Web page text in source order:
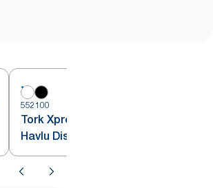
552100
Tork Xpress® Z Katlı Mini Kağıt
Havlu Dispenseri Beyaz H2